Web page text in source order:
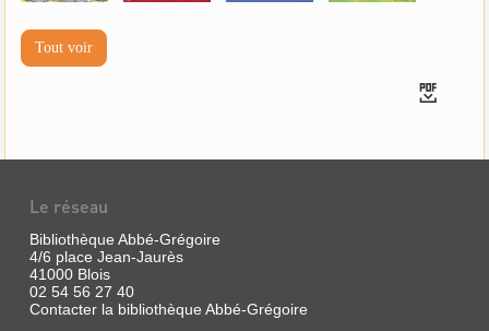
Tout voir
Le réseau
Bibliothèque Abbé-Grégoire
4/6 place Jean-Jaurès
41000 Blois
02 54 56 27 40
Contacter la bibliothèque Abbé-Grégoire